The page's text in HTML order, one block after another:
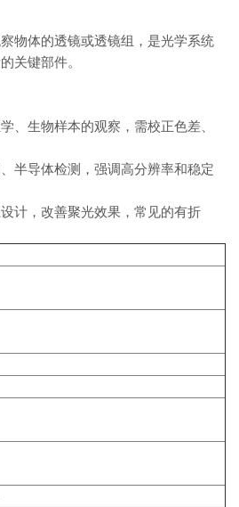
物体的透镜或透镜组，是光学系统
关键部件。
、生物样本的观察，需校正色差、
半导体检测，强调高分辨率和稳定
计，改善聚光效果，常见的有折